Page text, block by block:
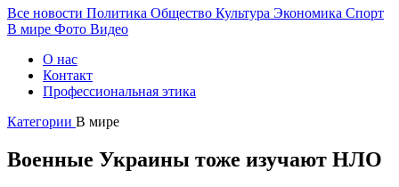
Все новости Политика Общество Культура Экономика Спорт
В мире Фото Видео
О нас
Контакт
Профессиональная этика
Категории В мире
Военные Украины тоже изучают НЛО